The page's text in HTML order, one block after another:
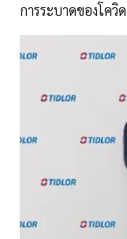
การระบาดของโควิด